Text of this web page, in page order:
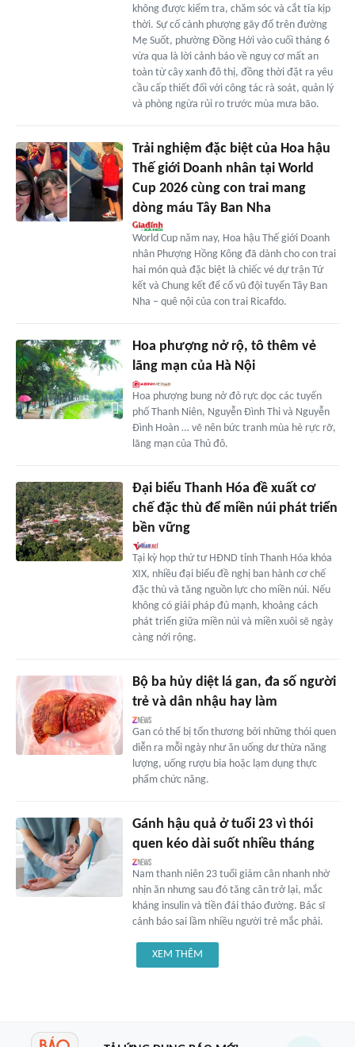
không được kiểm tra, chăm sóc và cắt tỉa kịp
thời. Sự cố cành phượng gãy đổ trên đường
Mẹ Suốt, phường Đồng Hới vào cuối tháng 6
vừa qua là lời cảnh báo về nguy cơ mất an
toàn từ cây xanh đô thị, đồng thời đặt ra yêu
cầu cấp thiết đối với công tác rà soát, quản lý
và phòng ngừa rủi ro trước mùa mưa bão.
Trải nghiệm đặc biệt của Hoa hậu
Thế giới Doanh nhân tại World
Cup 2026 cùng con trai mang
dòng máu Tây Ban Nha
World Cup năm nay, Hoa hậu Thế giới Doanh
nhân Phượng Hồng Kông đã dành cho con trai
hai món quà đặc biệt là chiếc vé dự trận Tứ
kết và Chung kết để cổ vũ đội tuyển Tây Ban
Nha – quê nội của con trai Ricafdo.
Hoa phượng nở rộ, tô thêm vẻ
lãng mạn của Hà Nội
Hoa phượng bung nở đỏ rực dọc các tuyến
phố Thanh Niên, Nguyễn Đình Thi và Nguyễn
Đình Hoàn … vẽ nên bức tranh mùa hè rực rỡ,
lãng mạn của Thủ đô.
Đại biểu Thanh Hóa đề xuất cơ
chế đặc thù để miền núi phát triển
bền vững
Tại kỳ họp thứ tư HĐND tỉnh Thanh Hóa khóa
XIX, nhiều đại biểu đề nghị ban hành cơ chế
đặc thù và tăng nguồn lực cho miền núi. Nếu
không có giải pháp đủ mạnh, khoảng cách
phát triển giữa miền núi và miền xuôi sẽ ngày
càng nới rộng.
Bộ ba hủy diệt lá gan, đa số người
trẻ và dân nhậu hay làm
Gan có thể bị tổn thương bởi những thói quen
diễn ra mỗi ngày như ăn uống dư thừa năng
lượng, uống rượu bia hoặc lạm dụng thực
phẩm chức năng.
Gánh hậu quả ở tuổi 23 vì thói
quen kéo dài suốt nhiều tháng
Nam thanh niên 23 tuổi giảm cân nhanh nhờ
nhịn ăn nhưng sau đó tăng cân trở lại, mắc
kháng insulin và tiền đái tháo đường. Bác sĩ
cảnh báo sai lầm nhiều người trẻ mắc phải.
XEM THÊM